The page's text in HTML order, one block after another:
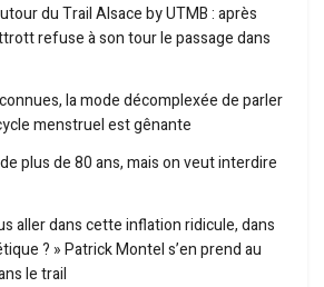
du Trail Alsace by UTMB : après
refuse à son tour le passage dans
la mode décomplexée de parler
menstruel est gênante
plus de 80 ans, mais on veut interdire
aller dans cette inflation ridicule, dans
? » Patrick Montel s’en prend au
le trail